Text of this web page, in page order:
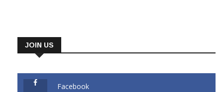
JOIN US
Facebook